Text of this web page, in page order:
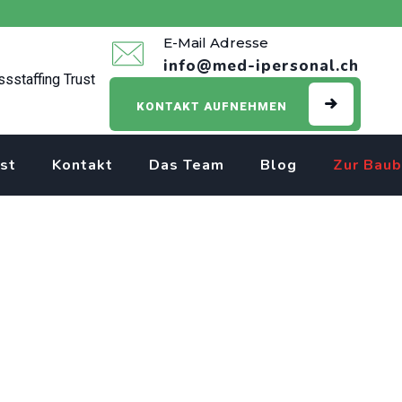
E-Mail Adresse
info@med-ipersonal.ch
KONTAKT AUFNEHMEN
Kontakt Das Team Blog Zur